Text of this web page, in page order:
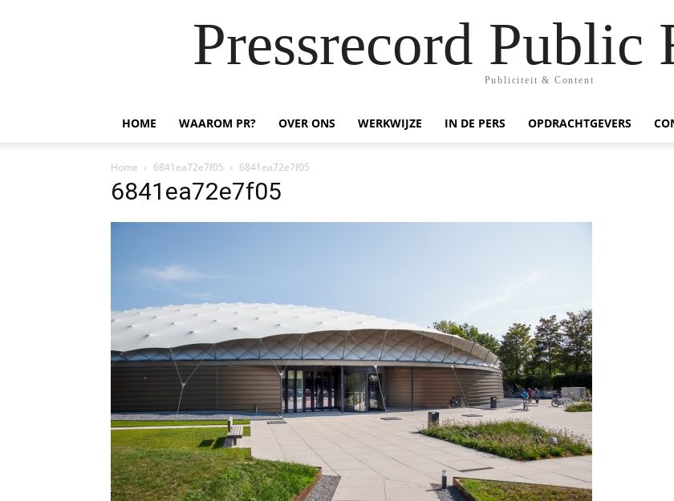
Pressrecord Public
Publiciteit & Content
HOME WAAROM PR? OVER ONS WERKWIJZE IN DE PERS OPDRACHTGEVERS
Home 6841ea72e7f05 6841ea72e7f05
6841ea72e7f05